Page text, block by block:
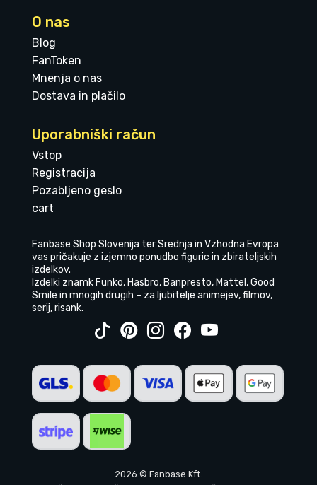
O nas
Blog
FanToken
Mnenja o nas
Dostava in plačilo
Uporabniški račun
Vstop
Registracija
Pozabljeno geslo
cart
Fanbase Shop Slovenija ter Srednja in Vzhodna Evropa
vas pričakuje z izjemno ponudbo figuric in zbirateljskih
izdelkov.
Izdelki znamk Funko, Hasbro, Banpresto, Mattel, Good
Smile in mnogih drugih – za ljubitelje animejev, filmov,
serij, risank.
2026 © Fanbase Kft.